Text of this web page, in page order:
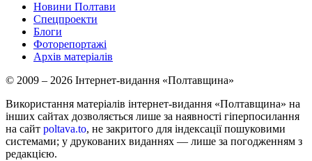
Новини Полтави
Спецпроекти
Блоги
Фоторепортажі
Архів матеріалів
© 2009 – 2026 Інтернет-видання «Полтавщина»
Використання матеріалів інтернет-видання «Полтавщина» на
інших сайтах дозволяється лише за наявності гіперпосилання
на сайт poltava.to, не закритого для індексації пошуковими
системами; у друкованих виданнях — лише за погодженням з
редакцією.